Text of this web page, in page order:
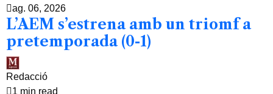
ag. 06, 2026
L’AEM s’estrena amb un triomf a
pretemporada (0-1)
Redacció
1 min read